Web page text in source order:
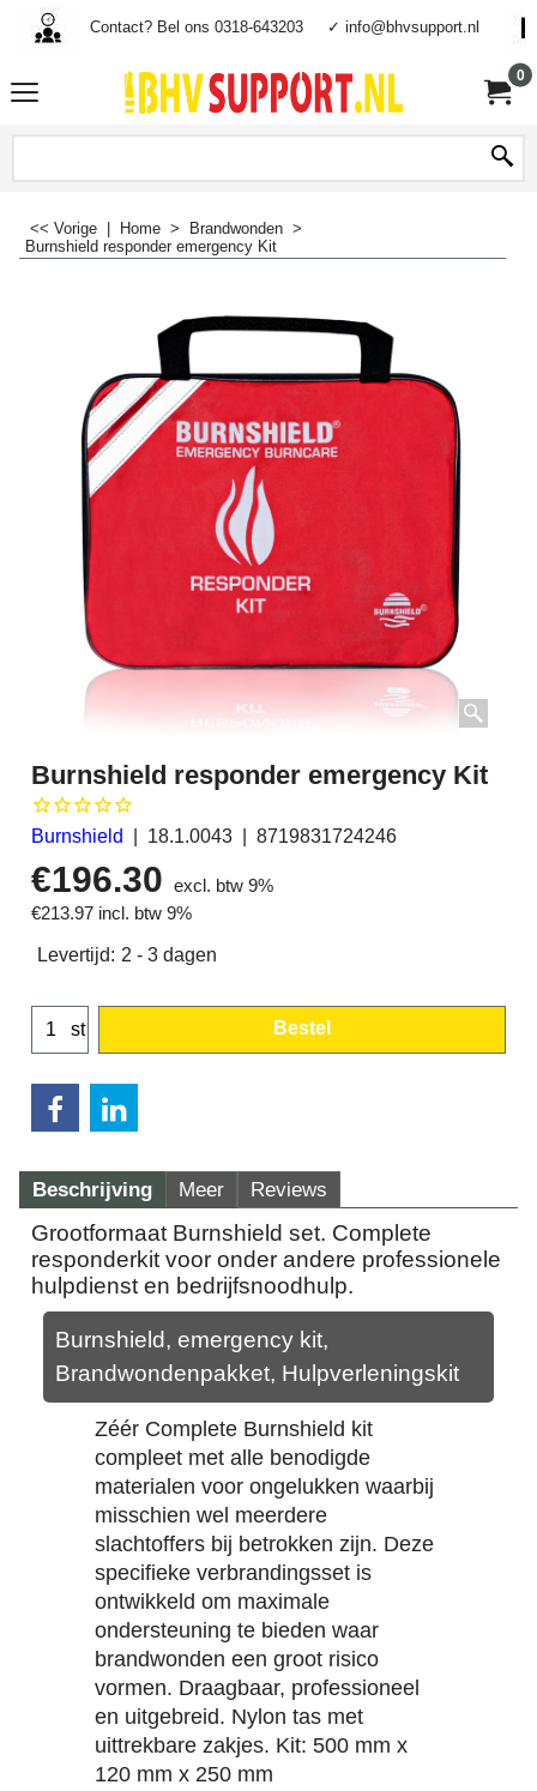
Contact? Bel ons 0318-643203 ✓ info@bhvsupport.nl
0
<< Vorige Home > Brandwonden >
Burnshield responder emergency Kit
Burnshield responder emergency Kit
Burnshield 18.1.0043 8719831724246
€196.30
excl. btw 9%
€213.97 incl. btw 9%
Levertijd: 2 - 3 dagen
st Bestel
Beschrijving Meer Reviews
Grootformaat Burnshield set. Complete
responderkit voor onder andere professionele
hulpdienst en bedrijfsnoodhulp.
Burnshield, emergency kit,
Brandwondenpakket, Hulpverleningskit
Zéér Complete Burnshield kit
compleet met alle benodigde
materialen voor ongelukken waarbij
misschien wel meerdere
slachtoffers bij betrokken zijn. Deze
specifieke verbrandingsset is
ontwikkeld om maximale
ondersteuning te bieden waar
brandwonden een groot risico
vormen. Draagbaar, professioneel
en uitgebreid. Nylon tas met
uittrekbare zakjes. Kit: 500 mm x
120 mm x 250 mm